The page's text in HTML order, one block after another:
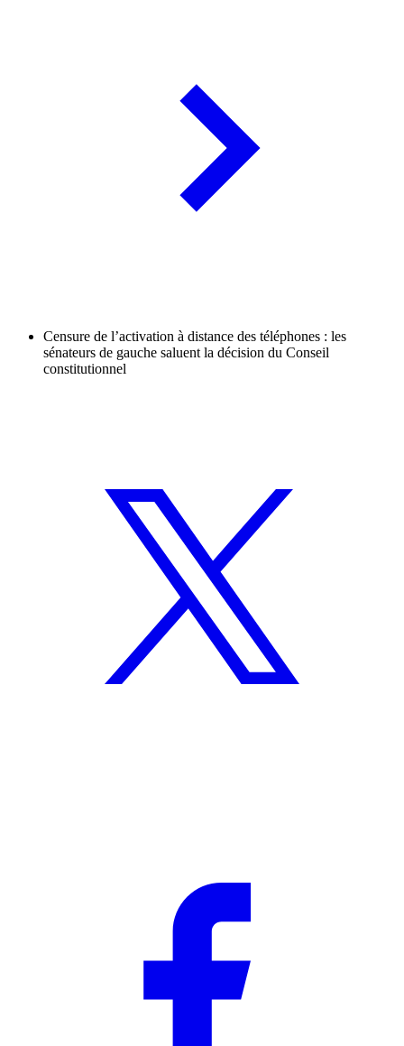
Censure de l’activation à distance des téléphones : les
sénateurs de gauche saluent la décision du Conseil
constitutionnel